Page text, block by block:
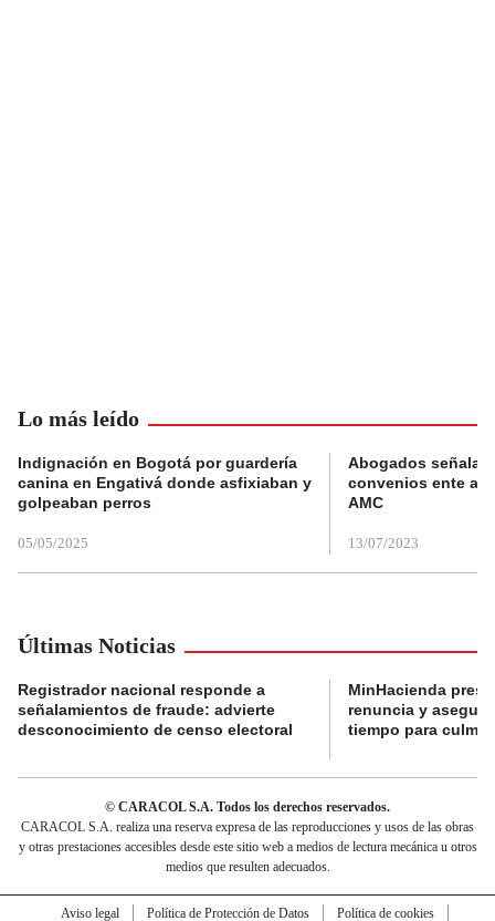
Lo más leído
Indignación en Bogotá por guardería
canina en Engativá donde asfixiaban y
golpeaban perros
05/05/2025
Abogados
convenios ente
AMC
13/07/2023
Últimas Noticias
Registrador nacional responde a
señalamientos de fraude: advierte
desconocimiento de censo electoral
MinHacienda
renuncia y
tiempo para
© CARACOL S.A. Todos los derechos reservados.
CARACOL S.A. realiza una reserva expresa de las reproducciones y usos de las obras
y otras prestaciones accesibles desde este sitio web a medios de lectura mecánica u otros
medios que resulten adecuados.
Aviso legal Política de Protección de Datos
Política de cookies